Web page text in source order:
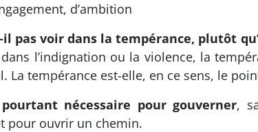
d’ambition
pas voir dans la tempérance, plutôt
l’indignation ou la violence, la
La tempérance est-elle, en ce sens, le
nécessaire pour gouverner,
pour ouvrir un chemin.